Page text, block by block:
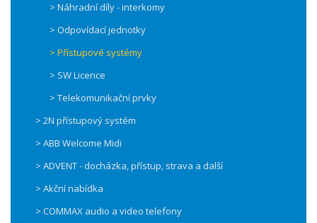
> Náhradní díly - interkomy
> Odpovídací jednotky
> Přístupové systémy
> SW Licence
> Telekomunikační prvky
> 2N přístupový systém
> ABB Welcome Midi
> ADVENT - docházka, přístup, strava a další
> Akční nabídka
> COMMAX audio a video telefony